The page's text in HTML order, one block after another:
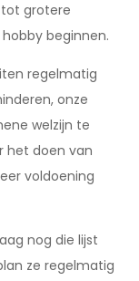
grotere
beginnen.
regelmatig
onze
welzijn te
het doen van
voldoening
nog die lijst
ze regelmatig